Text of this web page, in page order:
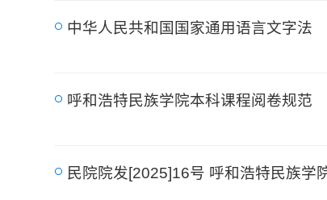
中华人民共和国国家通用语言文字法
呼和浩特民族学院本科课程阅卷规范
民院院发[2025]16号 呼和浩特民族学